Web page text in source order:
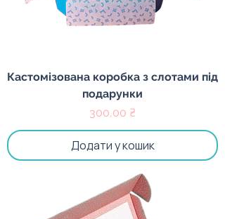
Кастомізована коробка з слотами під
подарунки
Ціна
300,00 ₴
Додати у кошик